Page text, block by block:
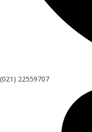
(021) 22559707